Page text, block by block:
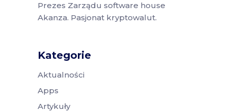
Prezes Zarządu software house
Akanza. Pasjonat kryptowalut.
Kategorie
Aktualności
Apps
Artykuły